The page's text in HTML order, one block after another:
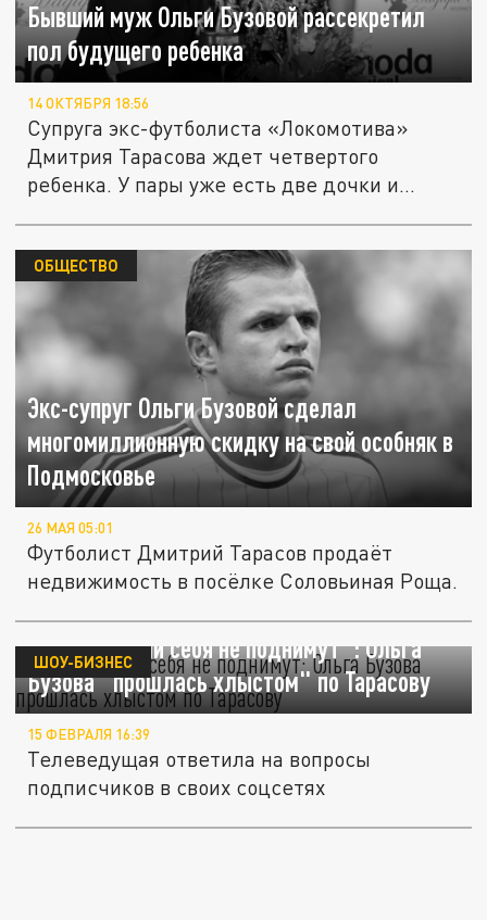
Бывший муж Ольги Бузовой рассекретил
пол будущего ребенка
14 ОКТЯБРЯ 18:56
Супруга экс-футболиста «Локомотива»
Дмитрия Тарасова ждет четвертого
ребенка. У пары уже есть две дочки и
Экс-супруг Ольги Бузовой сделал
многомиллионную скидку на свой особняк в
Подмосковье
ОБЩЕСТВО
26 МАЯ 05:01
Футболист Дмитрий Тарасов продаёт
недвижимость в посёлке Соловьиная Роща.
"Охваты сами себя не поднимут": Ольга
Бузова "прошлась хлыстом" по Тарасову
ШОУ-БИЗНЕС
15 ФЕВРАЛЯ 16:39
Телеведущая ответила на вопросы
подписчиков в своих соцсетях